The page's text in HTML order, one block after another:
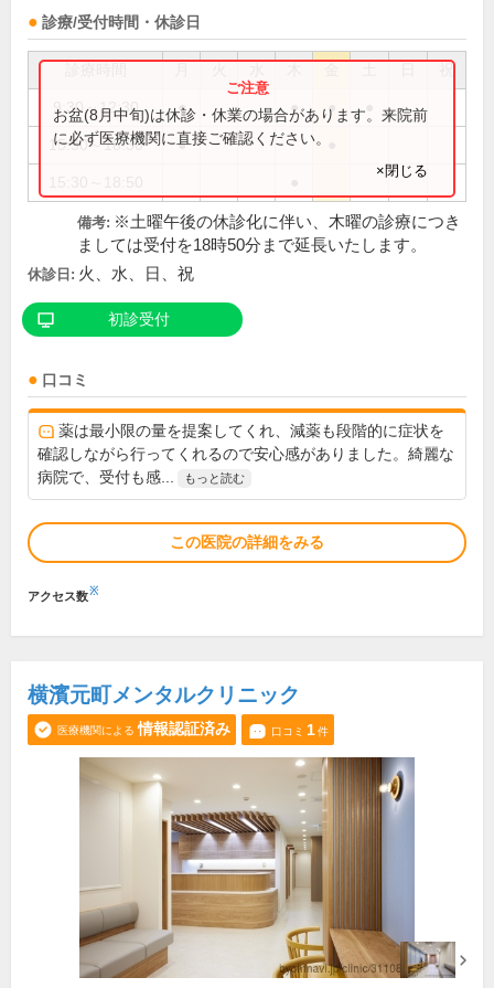
診療/受付時間・休診日
祝
9:30～12:30 ● ● ●
15:30～18:30 ●
お盆(8月中旬)は休診・休業の場合があります。来院前
に必ず医療機関に直接ご確認ください。
×閉じる
備考: ※土曜午後の休診化に伴い、木曜の診療につき
ましては受付を18時50分まで延長いたします。
休診日: 火、水、日、祝
初診受付
口コミ
薬は最小限の量を提案してくれ、減薬も段階的に症状を
確認しながら行ってくれるので安心感がありました。綺麗な
病院で、受付も感...
もっと読む
この医院の詳細をみる
アクセス数※
横濱元町メンタルクリニック
医療機関による 情報認証済み 口コミ 1件